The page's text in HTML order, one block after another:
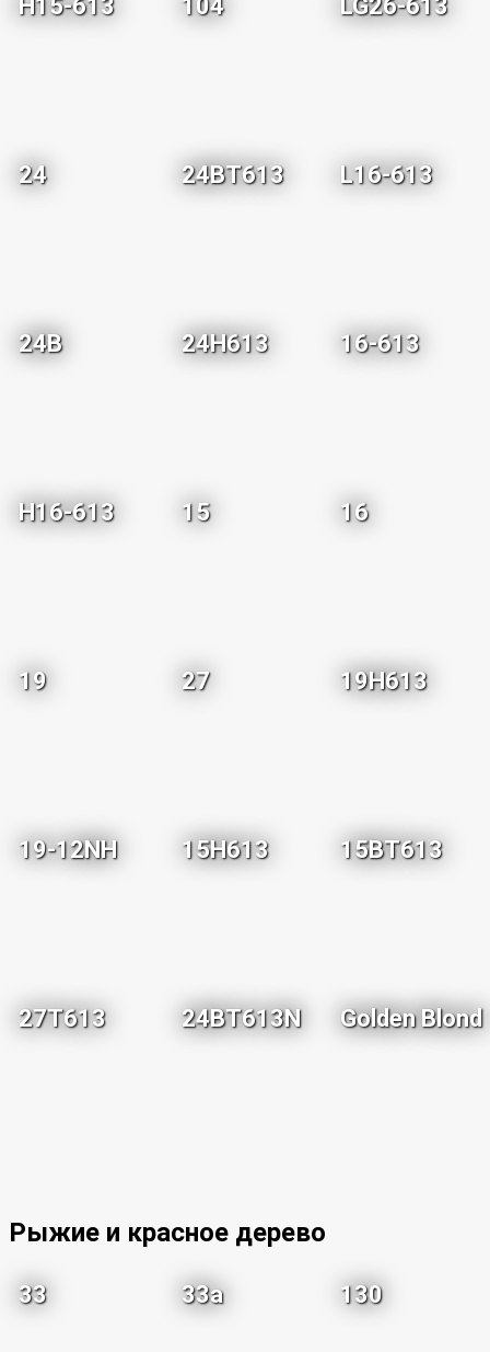
H15-613 104 LG26-613
24 24BT613 L16-613
24B 24H613 16-613
H16-613 15 16
19 27 19H613
19-12NH 15H613 15BT613
27T613 24BT613N Golden Blond
Рыжие и красное дерево
33 33a 130